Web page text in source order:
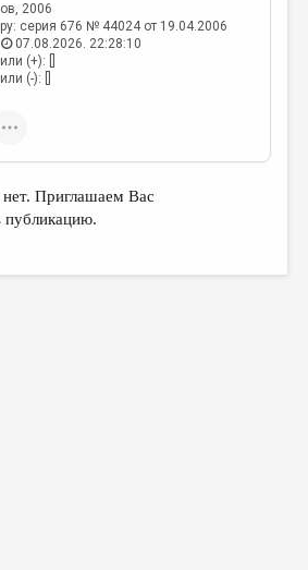
, 2006
серия 676 № 44024 от 19.04.2006
07.08.2026. 22:28:10
(+): []
(-): []
Приглашаем Вас
публикацию.